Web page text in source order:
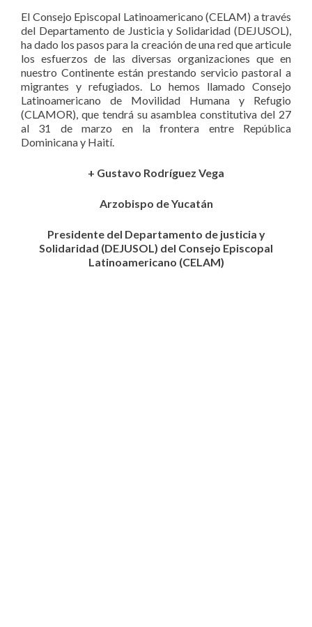
El Consejo Episcopal Latinoamericano (CELAM) a través
del Departamento de Justicia y Solidaridad (DEJUSOL),
ha dado los pasos para la creación de una red que articule
los esfuerzos de las diversas organizaciones que en
nuestro Continente están prestando servicio pastoral a
migrantes y refugiados. Lo hemos llamado Consejo
Latinoamericano de Movilidad Humana y Refugio
(CLAMOR), que tendrá su asamblea constitutiva del 27
al 31 de marzo en la frontera entre República
Dominicana y Haití.
+ Gustavo Rodríguez Vega
Arzobispo de Yucatán
Presidente del Departamento de justicia y
Solidaridad (DEJUSOL) del Consejo Episcopal
Latinoamericano (CELAM)